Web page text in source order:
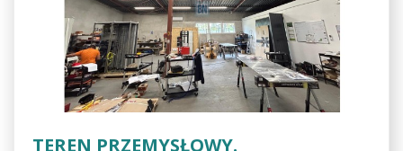
TEREN PRZEMYSŁOWY.